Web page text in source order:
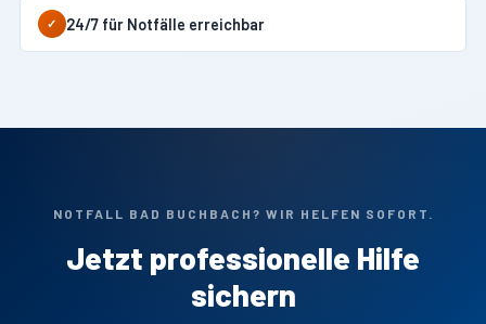
✓ 24/7 für Notfälle erreichbar
NOTFALL BAD BUCHBACH? WIR HELFEN SOFORT.
Jetzt professionelle Hilfe
sichern